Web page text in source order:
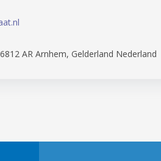
AR Arnhem, Gelderland Nederland